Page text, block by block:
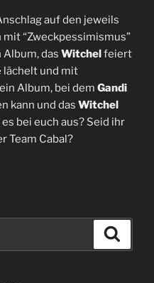
auf den jeweils
“Zweckpessimismus”
Album, das Witchel feiert
lächelt und mit
ein Album, bei dem Gandi
kann und das Witchel
bei euch aus? Seid ihr
Team Cabal?